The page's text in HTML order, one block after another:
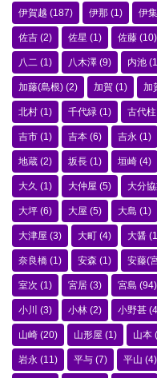
伊賀越 (187) 伊那 (1) 伊
佐吉 (2) 佐星 (1) 佐藤 (10)
八二 (1) 八木澤 (9) 内池
加藤(島根) (2) 加賀 (1) 加
北村 (1) 千代緑 (1) 古代柱
吉市 (1) 吉本 (6) 吉永 (1)
地蔵 (2) 坂長 (1) 垣崎 (4)
大久 (1) 大仲屋 (5) 大分
大坪 (6) 大屋 (5) 大島 (1)
大津屋 (3) 大町 (4) 大醤
奈良橋 (1) 安森 (1) 安藤(
室次 (1) 宮居 (3) 宮島 (94)
小川 (3) 小林 (2) 小野甚
山崎 (20) 山形屋 (1) 山本
岩永 (11) 平与 (7) 平山 (4)